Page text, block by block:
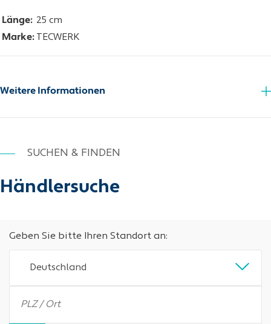
Länge: 25 cm
Marke:
TECWERK
Weitere Informationen
SUCHEN & FINDEN
Händlersuche
Geben Sie bitte Ihren Standort an:
Deutschland